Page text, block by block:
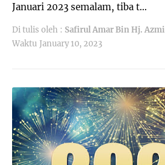
Januari 2023 semalam, tiba t…
Di tulis oleh : Safirul Amar Bin Hj. Azmi
Waktu January 10, 2023